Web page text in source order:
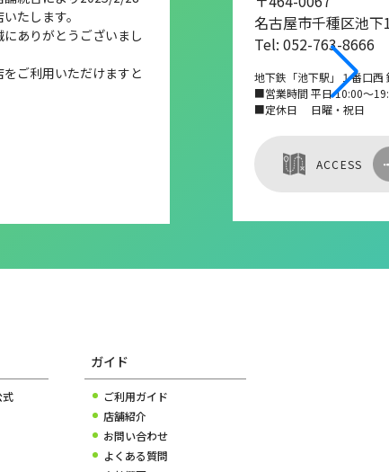
たします。
ありがとうございまし
ご利用いただけますと
名古屋市千種区池
Tel: 052-763-8666
地下鉄「池下駅」１番口西
■営業時間 平日 10:00～
■定休日 日曜・祝日
ACCESS
式
ガイド
ご利用ガイド
店舗紹介
お問い合わせ
よくある質問